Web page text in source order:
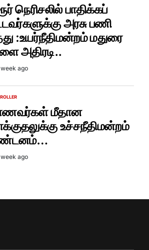
நெரிசலில் பாதிக்கப்
அரசு பணி
:உயர்நீதிமன்றம் மதுரை
அதிரடி..
week ago
மீதான
உச்சநீதிமன்றம்
week ago